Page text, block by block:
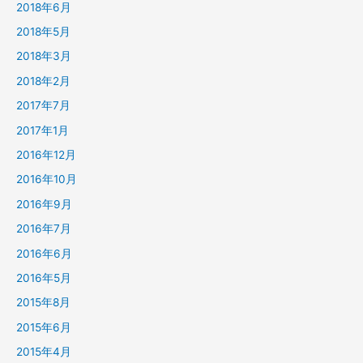
2018年6月
2018年5月
2018年3月
2018年2月
2017年7月
2017年1月
2016年12月
2016年10月
2016年9月
2016年7月
2016年6月
2016年5月
2015年8月
2015年6月
2015年4月